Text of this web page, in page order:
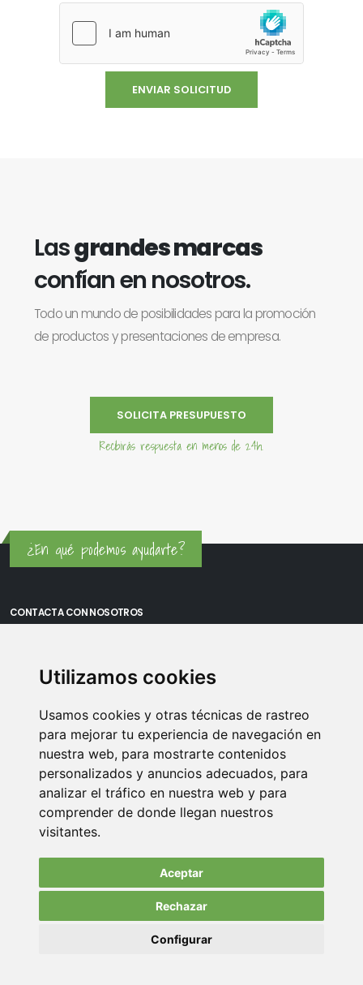
Utilizamos cookies
Usamos cookies y otras técnicas de rastreo
para mejorar tu experiencia de navegación en
nuestra web, para mostrarte contenidos
personalizados y anuncios adecuados, para
analizar el tráfico en nuestra web y para
comprender de donde llegan nuestros
visitantes.
Aceptar
Rechazar
Configurar
Lasgrandes marcas
confían en nosotros.
Todo un mundo de posibilidades para la promoción
de productos y presentaciones de empresa.
SOLICITA PRESUPUESTO
Recibirás respuesta en menos de 24h.
¿En qué podemos ayudarte?
CONTACTA CON NOSOTROS
Oficina Vitoria: Boulevard de Salburua 8, planta 3, 01002 - Vitoria-
Email:info@memoriasusb.com
© Copyright 2022. All Rights Reserved.